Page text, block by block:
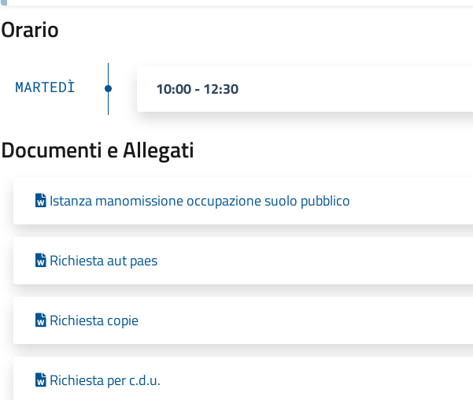
Orario
MARTEDÌ 10:00 - 12:30
Documenti e Allegati
Istanza manomissione occupazione suolo pubblico
Richiesta aut paes
Richiesta copie
Richiesta per c.d.u.